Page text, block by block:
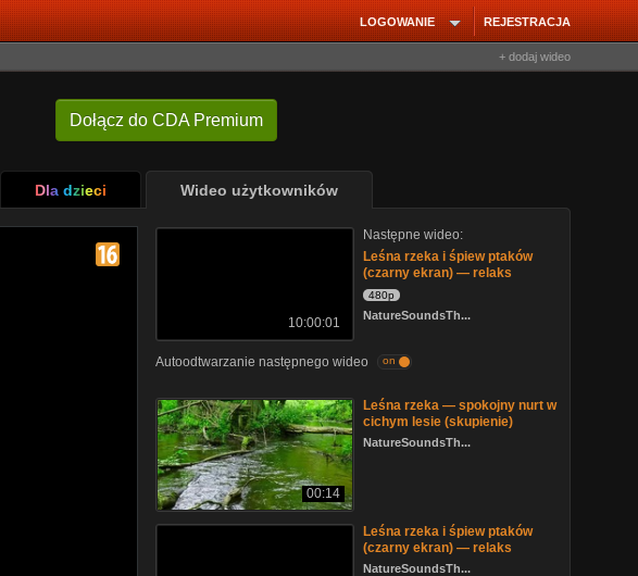
REJESTRACJA
LOGOWANIE
+ dodaj wideo
Dołącz do CDA Premium
Dla dzieci Wideo użytkowników
10:00:01
Następne wideo:
Leśna rzeka i śpiew ptaków
(czarny ekran) — relaks
480p
NatureSoundsTh...
Autoodtwarzanie następnego wideo on
00:14
Leśna rzeka — spokojny nurt w
cichym lesie (skupienie)
NatureSoundsTh...
Leśna rzeka i śpiew ptaków
(czarny ekran) — relaks
NatureSoundsTh...